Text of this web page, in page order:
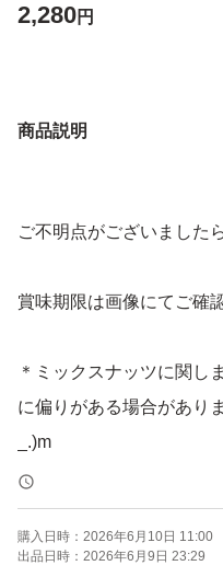
2,280円
商品説明
ご不明点がございました
賞味期限は画像にてご確
＊ミックスナッツに関し
に偏りがある場合があり
_.)m
＊ドライフルーツとナッ
もナッツがしけてしまう
了承下さい。
購入日時： 2026年6月10日 11:00
出品日時： 2026年6月9日 23:29